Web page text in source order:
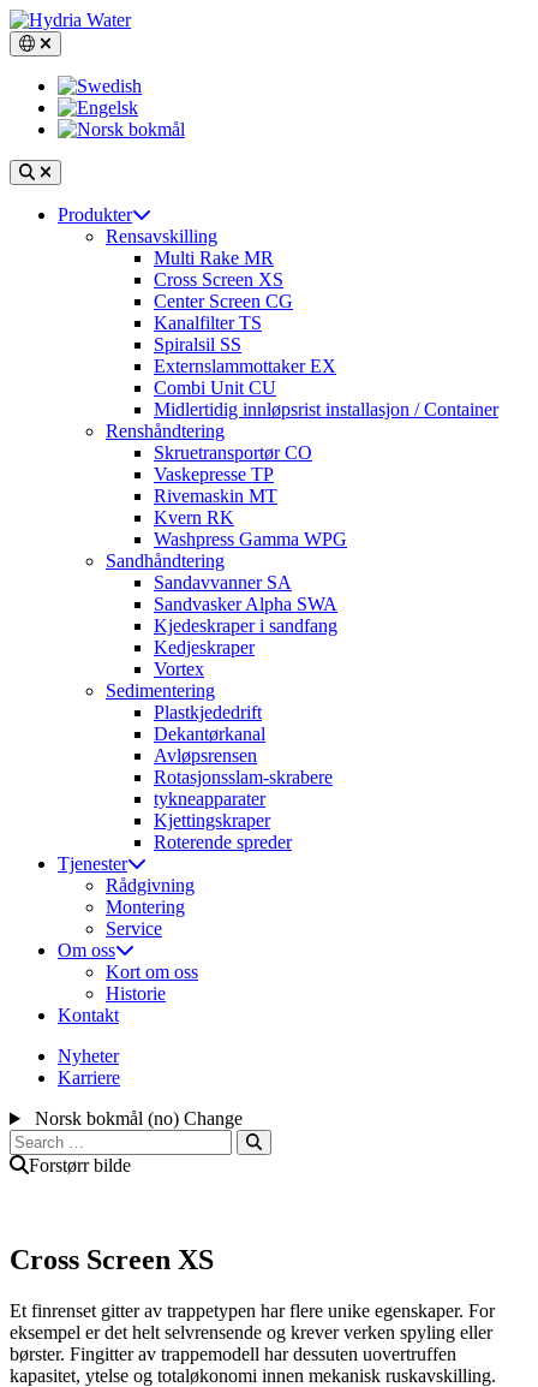
Skip
to
content
Switch language, current language: Norsk bokmål
Search
main
navigation
Produkter
Rensavskilling
Multi Rake MR
Cross Screen XS
Center Screen CG
Kanalfilter TS
Spiralsil SS
Externslammottaker EX
Combi Unit CU
Midlertidig innløpsrist installasjon / Container
Renshåndtering
Skruetransportør CO
Vaskepresse TP
Rivemaskin MT
Kvern RK
Washpress Gamma WPG
Sandhåndtering
Sandavvanner SA
Sandvasker Alpha SWA
Kjedeskraper i sandfang
Kedjeskraper
Vortex
Sedimentering
Plastkjededrift
Dekantørkanal
Avløpsrensen
Rotasjonsslam-skrabere
tykneapparater
Kjettingskraper
Roterende spreder
Tjenester
Rådgivning
Montering
Service
Om oss
Kort om oss
Historie
Kontakt
Nyheter
Karriere
Norsk bokmål (no) Change
Search
for:Forstørr bilde
Cross Screen XS
Et finrenset gitter av trappetypen har flere unike egenskaper. For
eksempel er det helt selvrensende og krever verken spyling eller
børster. Fingitter av trappemodell har dessuten uovertruffen
kapasitet, ytelse og totaløkonomi innen mekanisk ruskavskilling.